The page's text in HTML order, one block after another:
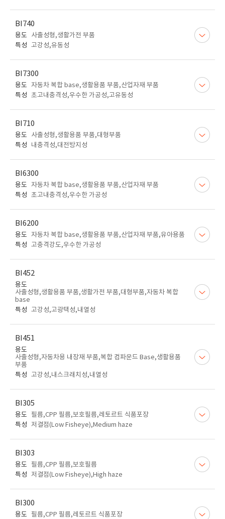
BI740
용도
사출성형,생활가전 부품
특성 고강성,유동성
BI7300
용도
자동차 복합 base,생활용품 부품,산업자재 부품
특성 초고내충격성,우수한 가공성,고유동성
BI710
용도
사출성형,생활용품 부품,대형부품
특성
내충격성,대전방지성
BI6300
용도
자동차 복합 base,생활용품 부품,산업자재 부품
특성 초고내충격성,우수한 가공성
BI6200
용도
자동차 복합 base,생활용품 부품,산업자재 부품,유아용품
특성 고충격강도,우수한 가공성
BI452
용도
사출성형,생활용품 부품,생활가전 부품,대형부품,자동차 복합
base
특성 고강성,고광택성,내열성
BI451
용도
사출성형,자동차용 내장재 부품,복합 컴파운드 Base,생활용품
부품
특성 고강성,내스크래치성,내열성
BI305
용도 필름,CPP 필름,보호필름,레토르트 식품포장
특성
저결점(Low Fisheye),Medium haze
BI303
용도 필름,CPP 필름,보호필름
특성
저결점(Low Fisheye),High haze
BI300
용도 필름,CPP 필름,레토르트 식품포장